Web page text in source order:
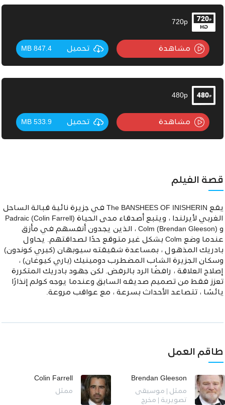
720p
مشاهدة تحميل 847.4 MB
480p
مشاهدة تحميل 533.9 MB
قصة الفيلم
يقع The BANSHEES OF INISHERIN في جزيرة نائية قبالة الساحل
الغربي لأيرلندا ، ويتبع أصدقاء مدى الحياة Padraic (Colin Farrell)
و Colm (Brendan Gleeson) ، الذين يجدون أنفسهم في مأزق
عندما وضع Colm بشكل غير متوقع حدًا لصداقتهم. يحاول
بادريك المذهول ، بمساعدة شقيقته سيوبهان (كيري كوندون)
وسكان الجزيرة الشاب المضطرب دومينيك (باري كيوغان) ،
إصلاح العلاقة ، رافضًا الرد بالرفض. لكن جهود بادريك المتكررة
تعزز فقط من تصميم صديقه السابق وعندما يوجه كولم إنذارًا
يائسًا ، تتصاعد الأحداث بسرعة ، مع عواقب مروعة.
طاقم العمل
Brendan Gleeson
ممثل | موسيقى
تصويرية | مخرج
Colin Farrell
ممثل